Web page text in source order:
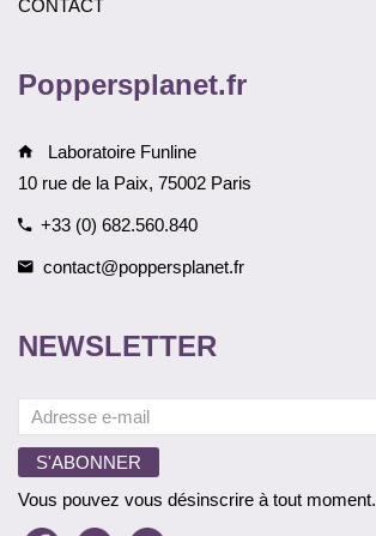
CONTACT
Poppersplanet.fr
Laboratoire Funline
10 rue de la Paix, 75002 Paris
+33 (0) 682.560.840
contact@poppersplanet.fr
NEWSLETTER
Vous pouvez vous désinscrire à tout moment.